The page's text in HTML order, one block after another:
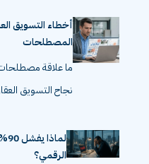
أخطاء التسويق
المصطلحات
ما علاقة
نجاح التسويق
الرقمي؟